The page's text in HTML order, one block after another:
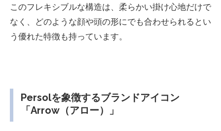
このフレキシブルな構造は、柔らかい掛け心地だけで
なく、どのような顔や頭の形にでも合わせられるとい
う優れた特徴も持っています。
Persolを象徴するブランドアイコン
「Arrow（アロー）」